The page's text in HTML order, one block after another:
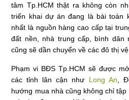
tâm Tp.HCM thật ra không còn
triển khai dự án đang là bài toán
nhất là nguồn hàng cao cấp tại
đất nền, nhà trung cấp, bình
cũng sẽ dần chuyển về các đô thị
Phạm vi BĐS Tp.HCM sẽ được
các tỉnh lân cận như Long An,
hướng mua nhà cũng không chỉ